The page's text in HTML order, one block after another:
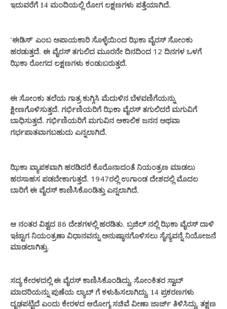
ಇದುವರೆಗೆ 14 ಮಂದಿಯಲ್ಲಿ ರೋಗ ಲಕ್ಷಣಗಳು ಪತ್ತೆಯಾಗಿದೆ.
'ಈಡಿಸ್' ಎಂಬ ಅಪಾಯಕಾರಿಸೊಳ್ಳೆಯಿಂದ ಝಿಕಾ ವೈರಸ್ಸೋಂಕು
ಹರಡುತ್ತದೆ. ಈ ವೈರಸ್ತಗುಲಿದ ಮೂರನೇ ದಿನದಿಂದ 12 ದಿನಗಳ ಒಳಗೆ
ಝಿಕಾ ರೋಗದ ಲಕ್ಷಣಗಳು ಕಂಡುಬರುತ್ತದೆ.
ಈ ಸೋಂಕು ತಲೆಯ ಗಾತ್ರ ಕುಗ್ಗಿಸಿ ಮೆದುಳಿನ ಬೆಳವಣಿಗೆಯನ್ನು
ಕ್ಷೀಣಗೊಳಿಸುತ್ತದೆ. ಗರ್ಭಿಣಿಯರಿಗೆ ಝಿಕಾ ವೈರಸ್ ತಗುಲಿದರೆ ಮಗುವಿಗೆ
ಬಾಧಿಸುತ್ತದೆ. ಗರ್ಭಿಣಿಯರಿಗೆ ಮಗುವಿನ ಅಕಾಲಿಕ ಜನನ ಅಥವಾ
ಗರ್ಭಪಾತವಾಗಬಹುದು ಎನ್ನಲಾಗಿದೆ.
ಝಿಕಾ ವ್ಯಾಪಕವಾಗಿ ಹರಡಿದರೆ ಕೊರೊನಾದಂತೆ ನಿಯಂತ್ರಣ ಮಾಡಲು
ಹರಸಾಹಸ ಪಡಬೇಕಾಗುತ್ತದೆ. 1947ರಲ್ಲಿ ಉಗಾಂಡ ದೇಶದಲ್ಲಿ ಮೊದಲ
ಬಾರಿಗೆ ಈ ವೈರಸ್ ಕಾಣಿಸಿಕೊಂಡಿತ್ತು ಎನ್ನಲಾಗಿದೆ.
ಆ ನಂತರ ವಿಶ್ವದ 86 ದೇಶಗಳಲ್ಲಿ ಹರಡಿತು. ಬ್ರಜಿಲ್ ನಲ್ಲಿ ಝಿಕಾ ವೈರಸ್ ದಾಳಿ
ಇಟ್ಟಾಗ ನಿಯಂತ್ರಣಾ ವಿಧಾನವನ್ನು ಅನುಷ್ಠಾನಗೊಳಿಸಲು ಸೈನ್ಯವನ್ನೆ ನಿಯೋಜನೆ
ಮಾಡಲಾಗಿತ್ತು.
ಸದ್ಯ ಕೇರಳದಲ್ಲಿ ಈ ವೈರಸ್ ಕಾಣಿಸಿಕೊಂಡಿದ್ದು, ಸೋಂಕಿತರಸ್ವಾಬ್
ಮಾದರಿಯನ್ನು ಪುಣೆಯ ಲ್ಯಾಬ್ ಗೆ ಕಳುಹಿಸಲಾಗಿದ್ದು, 14 ಪ್ರಕರಣಗಳು
ದೃಢಪಟ್ಟಿದೆ ಎಂದು ಕೇರಳದ ಆರೋಗ್ಯ ಸಚಿವೆ ವೀಣಾ ಜಾರ್ಜ್ ತಿಳಿಸಿದ್ದು, ತಕ್ಷಣ